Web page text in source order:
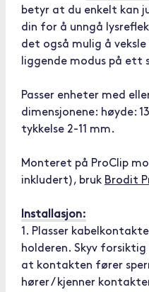
betyr at du enkelt kan
din for å unngå
det også mulig å
liggende modus på ett
Passer enheter med
dimensjonene: høyde:
tykkelse 2-11 mm.
Monteret på ProClip
inkludert), bruk Brodit
Installasjon:
1. Plasser
holderen. Skyv
at kontakten fører
hører / kjenner